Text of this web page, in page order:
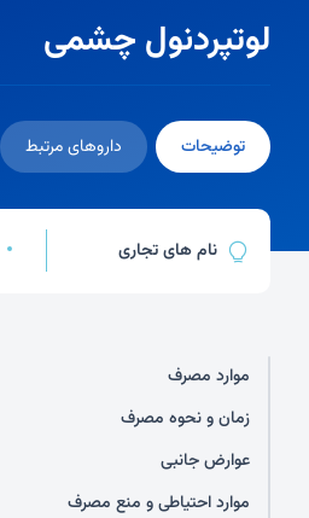
لوتپردنول چشمی
توضیحات داروهای مرتبط
نام های تجاری
موارد مصرف
زمان و نحوه مصرف
عوارض جانبی
موارد احتیاطی و منع مصرف